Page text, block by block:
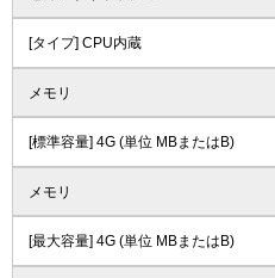
[タイプ] CPU内蔵
メモリ
[標準容量] 4G (単位 MBまたはB)
メモリ
[最大容量] 4G (単位 MBまたはB)